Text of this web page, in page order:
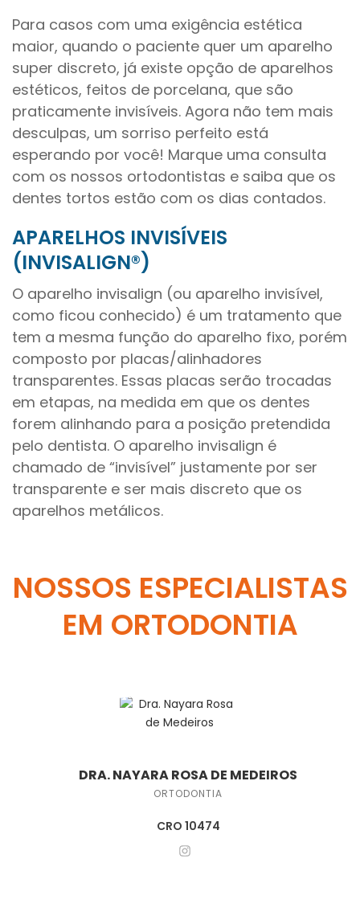
Para casos com uma exigência estética
maior, quando o paciente quer um aparelho
super discreto, já existe opção de aparelhos
estéticos, feitos de porcelana, que são
praticamente invisíveis. Agora não tem mais
desculpas, um sorriso perfeito está
esperando por você! Marque uma consulta
com os nossos ortodontistas e saiba que os
dentes tortos estão com os dias contados.
APARELHOS INVISÍVEIS
(INVISALIGN®)
O aparelho invisalign (ou aparelho invisível,
como ficou conhecido) é um tratamento que
tem a mesma função do aparelho fixo, porém
composto por placas/alinhadores
transparentes. Essas placas serão trocadas
em etapas, na medida em que os dentes
forem alinhando para a posição pretendida
pelo dentista. O aparelho invisalign é
chamado de “invisível” justamente por ser
transparente e ser mais discreto que os
aparelhos metálicos.
NOSSOS ESPECIALISTAS
EM ORTODONTIA
DRA. NAYARA ROSA DE MEDEIROS
ORTODONTIA
CRO 10474